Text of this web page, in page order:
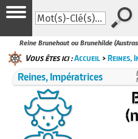
Reine Brunehaut ou Brunehilde
Vous êtes ici :Accueil >Reines,
Reines, Impératrices